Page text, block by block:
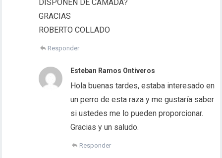
DISPONEN DE CAMADA?
GRACIAS
ROBERTO COLLADO
Responder
Esteban Ramos Ontiveros
Hola buenas tardes, estaba interesado en
un perro de esta raza y me gustaría saber
si ustedes me lo pueden proporcionar.
Gracias y un saludo.
Responder